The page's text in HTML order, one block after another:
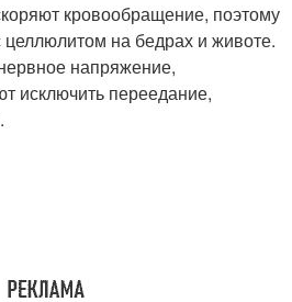
кровообращение, поэтому
целлюлитом на бедрах и животе.
напряжение,
исключить переедание,